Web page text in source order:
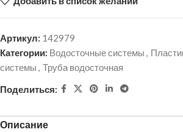
Артикул: 142979
Категории: Водосточные системы ,
системы , Труба водосточная
Поделиться:
Описание